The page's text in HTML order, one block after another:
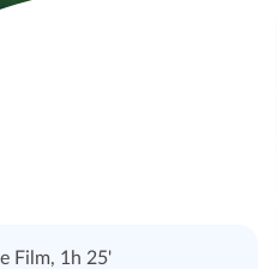
Film, 1h 25'